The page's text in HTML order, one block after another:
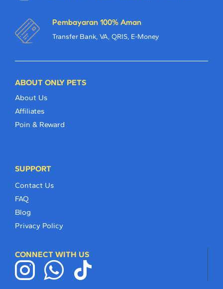
Pembayaran 100% Aman
Transfer Bank, VA, QRIS, E-Money
ABOUT ONLY PETS
About Us
Affiliates
Poin & Reward
SUPPORT
Contact Us
FAQ
Blog
Privacy Policy
CONNECT WITH US